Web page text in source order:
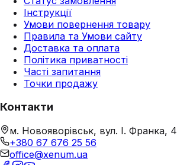
Інструкції
Умови повернення товару
Правила та Умови сайту
Доставка та оплата
Політика приватності
Часті запитання
Точки продажу
Контакти
м. Новояворівськ, вул. І. Франка, 4
+380 67 676 25 56
office@xenum.ua